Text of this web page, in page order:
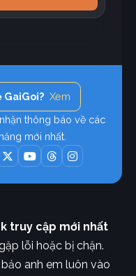
GaiGoi? Xem
thông báo về các
mới nhất.
truy cập mới nhất
lỗi hoặc bị chặn.
anh em luôn vào